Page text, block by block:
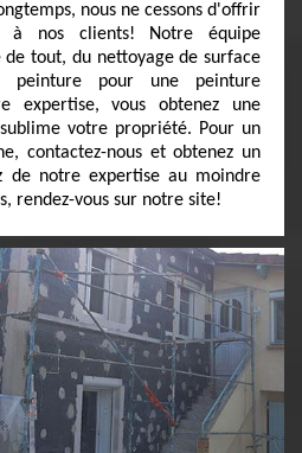
nous ne cessons d'offrir
à nos clients! Notre équipe
de tout, du nettoyage de surface
peinture pour une peinture
expertise, vous obtenez une
votre propriété. Pour un
contactez-nous et obtenez un
de notre expertise au moindre
rendez-vous sur notre site!